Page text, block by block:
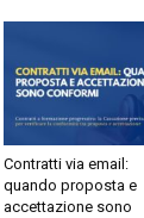
Contratti via email:
quando proposta e
accettazione sono